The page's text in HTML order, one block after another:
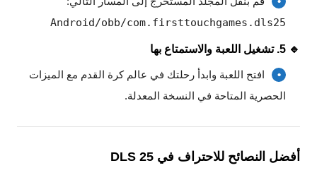
Android/obb/com.firsttouchgames.dls25
🔹 5. تشغيل اللعبة والاستمتاع بها
افتح اللعبة وابدأ رحلتك في عالم كرة القدم مع الميزات
الحصرية المتاحة في النسخة المعدلة.
أفضل النصائح للاحتراف في DLS 25